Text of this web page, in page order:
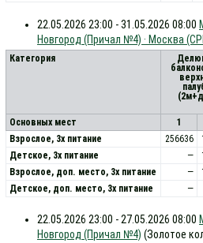
22.05.2026 23:00 - 31.05.2026 08:00
Новгород (Причал №4) · Москва
Категория
Основных мест 1
Взрослое, 3х питание
256636
Детское, 3х питание
—
Взрослое, доп. место, 3x питание
—
Детское, доп. место, 3x питание
—
22.05.2026 23:00 - 27.05.2026 08:00
Новгород (Причал №4) (Золотое